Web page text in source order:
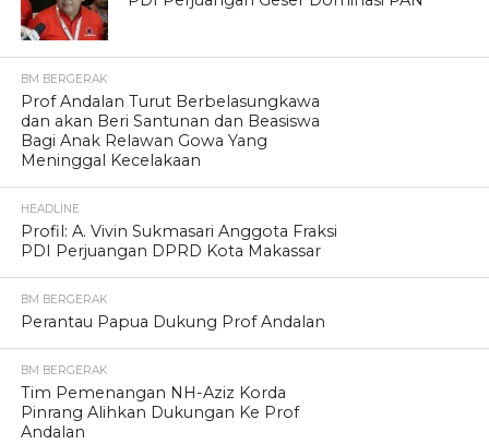
BM BERGERAK
Prof Andalan Turut Berbelasungkawa
dan akan Beri Santunan dan Beasiswa
Bagi Anak Relawan Gowa Yang
Meninggal Kecelakaan
HEADLINE
Profil: A. Vivin Sukmasari Anggota Fraksi
PDI Perjuangan DPRD Kota Makassar
BM BERGERAK
Perantau Papua Dukung Prof Andalan
BM BERGERAK
Tim Pemenangan NH-Aziz Korda
Pinrang Alihkan Dukungan Ke Prof
Andalan